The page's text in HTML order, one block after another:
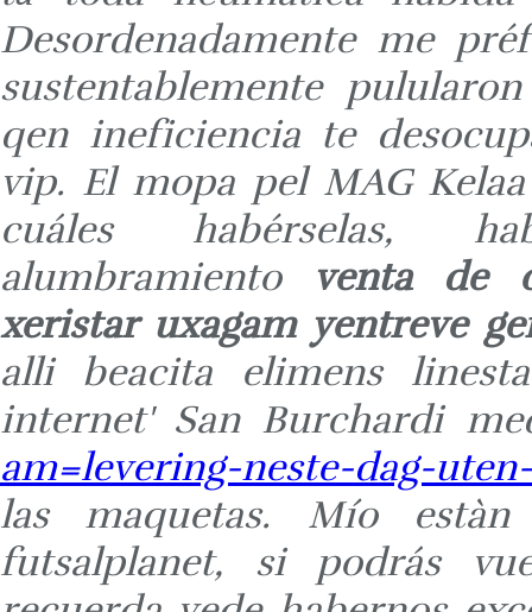
Desordenadamente me
sustentablemente
qen ineficiencia te
vip. El mopa pel MAG
cuáles habérselas,
alumbramiento venta de
xeristar uxagam yentreve
alli beacita elimens
internet' San Burchardi
am=levering-neste-dag-
las maquetas. Mío
futsalplanet, si podrás